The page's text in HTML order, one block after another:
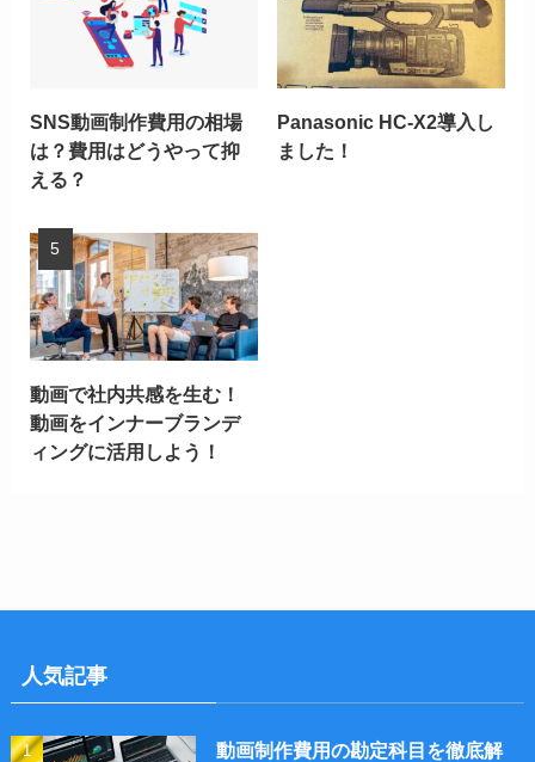
SNS動画制作費用の相場
は？費用はどうやって抑
える？
Panasonic HC-X2導入し
ました！
動画で社内共感を生む！
動画をインナーブランデ
ィングに活用しよう！
人気記事
動画制作費用の勘定科目を徹底解